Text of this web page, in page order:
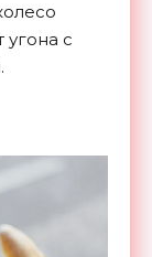
угона с